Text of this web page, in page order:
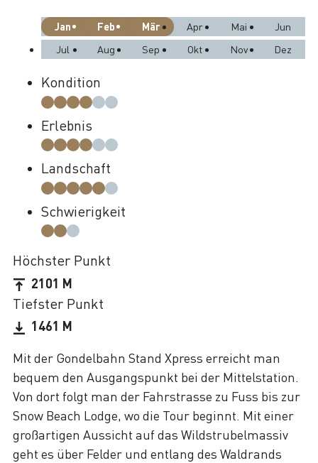
Mit der Gondelbahn Stand Xpress erreicht man
bequem den Ausgangspunkt bei der Mittelstation.
Von dort folgt man der Fahrstrasse zu Fuss bis zur
Snow Beach Lodge, wo die Tour beginnt. Mit einer
großartigen Aussicht auf das Wildstrubelmassiv
geht es über Felder und entlang des Waldrands
Jan Feb Mär Apr Mai
Jun
Jul
Aug Sep Okt Nov Dez
Kondition
Erlebnis
Landschaft
Schwierigkeit
Höchster Punkt
2101 M
Tiefster Punkt
1461 M